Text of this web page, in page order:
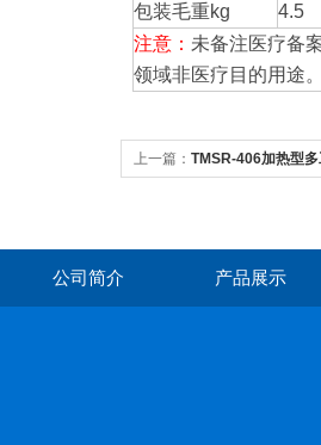
包装毛重kg
4.5
注意： 未备注医疗备
领域非医疗目的用途
上一篇： TMSR-406加热型
公司简介 产品展示